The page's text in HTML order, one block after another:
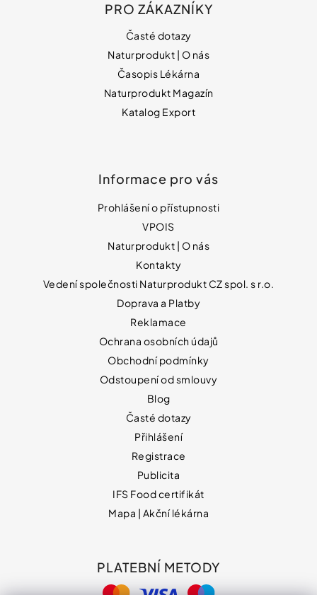
PRO ZÁKAZNÍKY
Časté dotazy
Naturprodukt | O nás
Časopis Lékárna
Naturprodukt Magazín
Katalog Export
Informace pro vás
Prohlášení o přístupnosti
VPOIS
Naturprodukt | O nás
Kontakty
Vedení společnosti Naturprodukt CZ spol. s r.o.
Doprava a Platby
Reklamace
Ochrana osobních údajů
Obchodní podmínky
Odstoupení od smlouvy
Blog
Časté dotazy
Přihlášení
Registrace
Publicita
IFS Food certifikát
Mapa | Akční lékárna
PLATEBNÍ METODY